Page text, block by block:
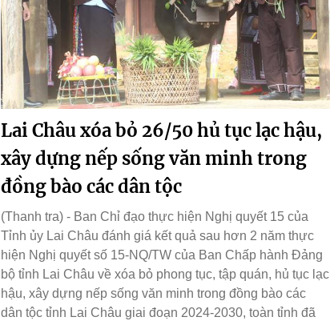
Lai Châu xóa bỏ 26/50 hủ tục lạc hậu,
xây dựng nếp sống văn minh trong
đồng bào các dân tộc
(Thanh tra) - Ban Chỉ đạo thực hiện Nghị quyết 15 của
Tỉnh ủy Lai Châu đánh giá kết quả sau hơn 2 năm thực
hiện Nghị quyết số 15-NQ/TW của Ban Chấp hành Đảng
bộ tỉnh Lai Châu về xóa bỏ phong tục, tập quán, hủ tục lạc
hậu, xây dựng nếp sống văn minh trong đồng bào các
dân tộc tỉnh Lai Châu giai đoạn 2024-2030, toàn tỉnh đã